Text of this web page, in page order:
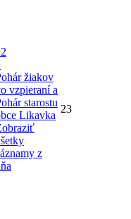
žiakov
vzpieraní a
starostu
Likavka
z
23